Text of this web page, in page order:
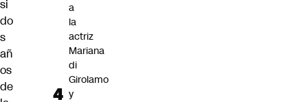
si
do
s
añ
os
de
a
la
actriz
Mariana
di
Girolamo
y